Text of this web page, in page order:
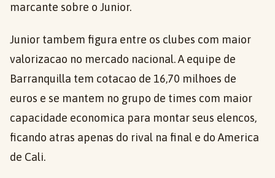
marcante sobre o Junior.
Junior tambem figura entre os clubes com maior
valorizacao no mercado nacional. A equipe de
Barranquilla tem cotacao de 16,70 milhoes de
euros e se mantem no grupo de times com maior
capacidade economica para montar seus elencos,
ficando atras apenas do rival na final e do America
de Cali.